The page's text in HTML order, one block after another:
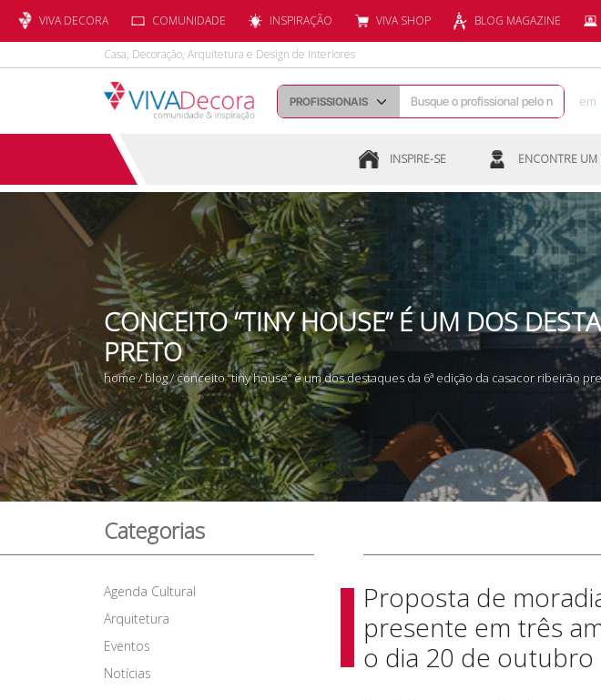
VIVA DECORA COMUNIDADE INSPIRAÇÃO VIVA SHOP BLOG MAGAZINE
Casa, Decoração, Arquitetura e Design de Interiores
em
INSPIRE-SE ENCONTRE UM
CONCEITO “TINY HOUSE” É UM DOS
PRETO
home/blog/ conceito “tiny house” é um dos destaques da 6ª edição da casacor ribeirão
Categorias
Agenda Cultural
Arquitetura
Eventos
Notícias
Proposta de
presente em três
o dia 20 de outubro